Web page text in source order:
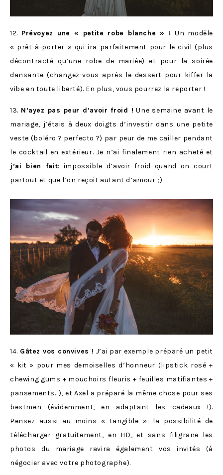
12. Prévoyez une « petite robe blanche » ! Un modèle
« prêt-à-porter » qui ira parfaitement pour le civil (plus
décontracté qu’une robe de mariée) et pour la soirée
dansante (changez-vous après le dessert pour kiffer la
vibe en toute liberté). En plus, vous pourrez la reporter !
13. N’ayez pas peur d’avoir froid ! Une semaine avant le
mariage, j’étais à deux doigts d’investir dans une petite
veste (boléro ? perfecto ?) par peur de me cailler pendant
le cocktail en extérieur. Je n’ai finalement rien acheté et
j’ai bien fait: impossible d’avoir froid quand on court
partout et que l’on reçoit autant d’amour ;)
14. Gâtez vos convives ! J’ai par exemple préparé un petit
« kit » pour mes demoiselles d’honneur (lipstick rosé +
chewing gums + mouchoirs fleuris + feuilles matifiantes +
pansements…), et Axel a préparé la même chose pour ses
bestmen (évidemment, en adaptant les cadeaux !).
Pensez aussi au moins « tangible »: la possibilité de
télécharger gratuitement, en HD, et sans filigrane les
photos du mariage ravira également vos invités (à
négocier avec votre photographe).